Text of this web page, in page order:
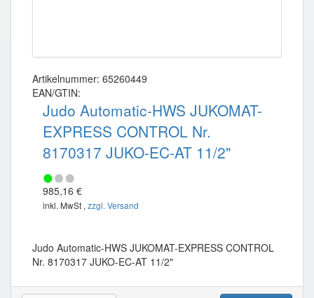
Artikelnummer: 65260449
EAN/GTIN:
Judo Automatic-HWS JUKOMAT-
EXPRESS CONTROL Nr.
8170317 JUKO-EC-AT 11/2"
985,16 €
inkl. MwSt , zzgl. Versand
Judo Automatic-HWS JUKOMAT-EXPRESS CONTROL
Nr. 8170317 JUKO-EC-AT 11/2"